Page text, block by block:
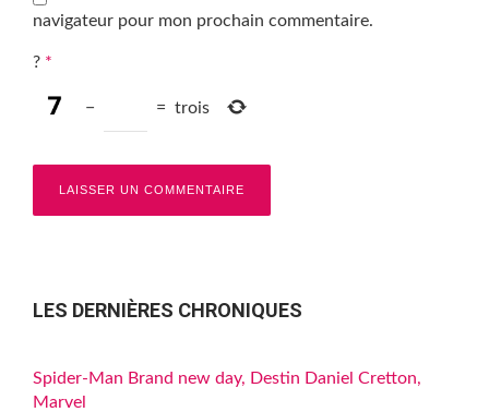
navigateur pour mon prochain commentaire.
? *
− = trois
LES DERNIÈRES CHRONIQUES
Spider-Man Brand new day, Destin Daniel Cretton,
Marvel